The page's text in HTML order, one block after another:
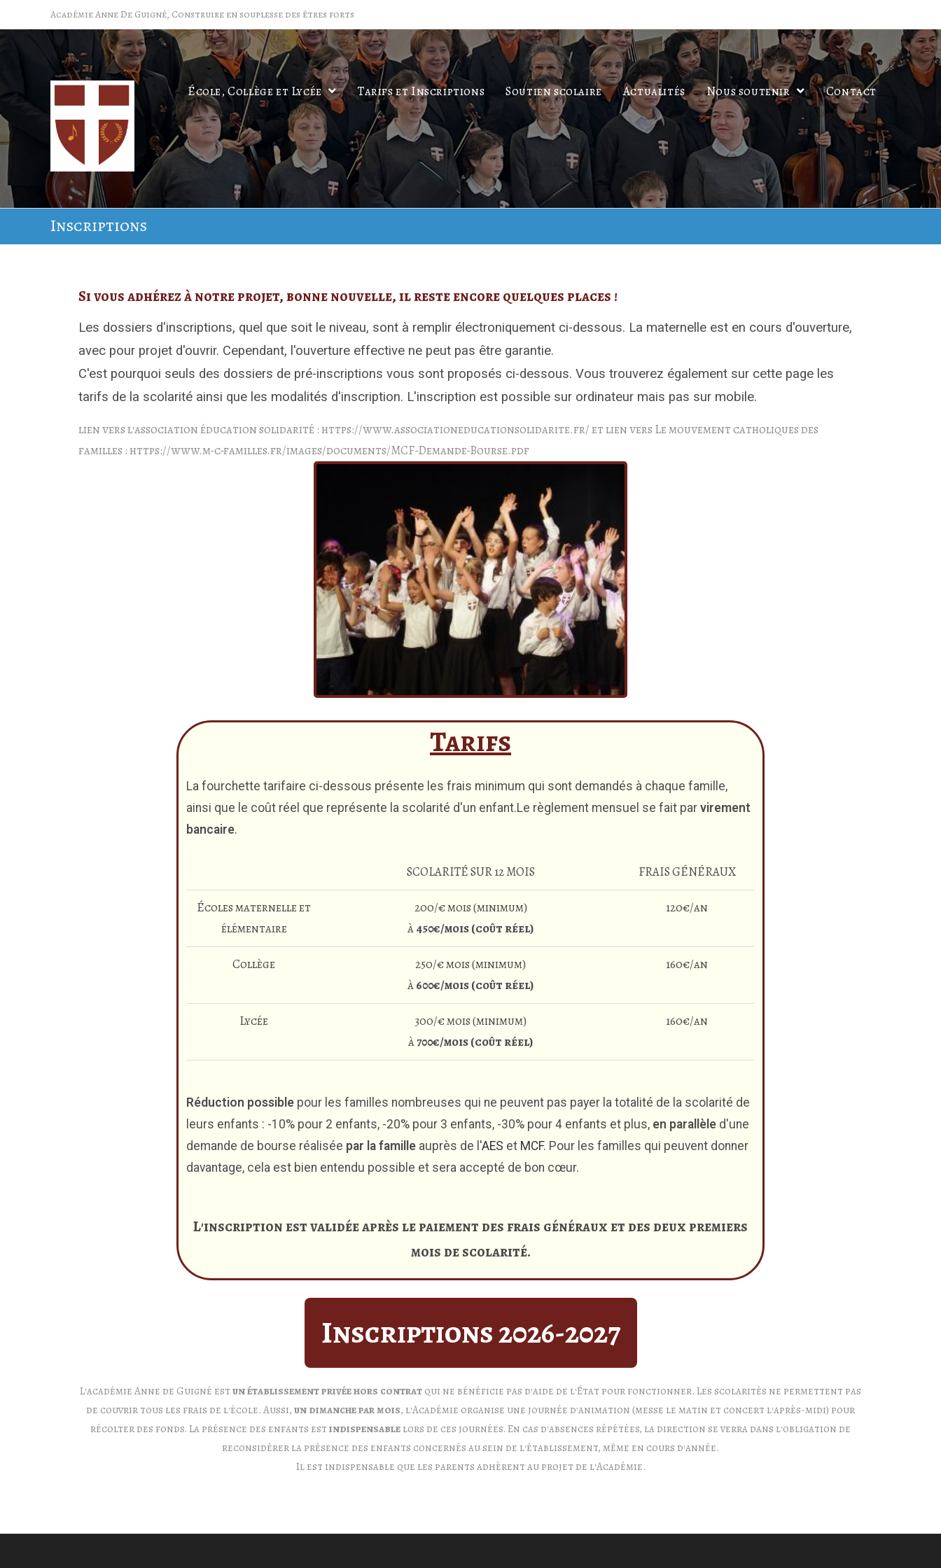
Académie Anne De Guigné, Construire en souplesse des êtres forts
École, Collège et Lycée Tarifs et Inscriptions Soutien scolaire Actualités Nous soutenir Contact
Inscriptions
Si vous adhérez à notre projet, bonne nouvelle, il reste encore quelques places !
Les dossiers d'inscriptions, quel que soit le niveau, sont à remplir électroniquement ci-dessous. La maternelle est en cours d'ouverture,
avec pour projet d'ouvrir. Cependant, l'ouverture effective ne peut pas être garantie.
C'est pourquoi seuls des dossiers de pré-inscriptions vous sont proposés ci-dessous. Vous trouverez également sur cette page les
tarifs de la scolarité ainsi que les modalités d'inscription. L'inscription est possible sur ordinateur mais pas sur mobile.
lien vers l'association éducation solidarité : https://www.associationeducationsolidarite.fr/ et lien vers Le mouvement catholiques des
familles : https://www.m-c-familles.fr/images/documents/MCF-Demande-Bourse.pdf
Tarifs
La fourchette tarifaire ci-dessous présente les frais minimum qui sont demandés à chaque famille,
ainsi que le coût réel que représente la scolarité d'un enfant.Le règlement mensuel se fait parvirement
bancaire.
SCOLARITÉ SUR 12 MOIS FRAIS GÉNÉRAUX
Écoles maternelle et
élémentaire
200/€ mois (minimum)
à450€/mois (coût réel)
120€/an
Collège
250/€ mois (minimum)
à600€/mois (coût réel)
160€/an
Lycée
300/€ mois (minimum)
à700€/mois (coût réel)
160€/an
Réduction possible pour les familles nombreuses qui ne peuvent pas payer la totalité de la scolarité de
leurs enfants : -10% pour 2 enfants, -20% pour 3 enfants, -30% pour 4 enfants et plus, en parallèle d'une
demande de bourse réalisée par la famille auprès de l'AES et MCF. Pour les familles qui peuvent donner
davantage, cela est bien entendu possible et sera accepté de bon cœur.
L'inscription est validée après le paiement des frais généraux et des deux premiers
mois de scolarité.
Inscriptions 2026-2027
L'académie Anne de Guigné est un établissement privée hors contrat qui ne bénéficie pas d'aide de l'État pour fonctionner. Les scolarités ne permettent pas
de couvrir tous les frais de l'école. Aussi, un dimanche par mois, l'Académie organise une journée d'animation (messe le matin et concert l'après-midi) pour
récolter des fonds. La présence des enfants est indispensable lors de ces journées. En cas d'absences répétées, la direction se verra dans l'obligation de
reconsidérer la présence des enfants concernés au sein de l'établissement, même en cours d'année.
Il est indispensable que les parents adhèrent au projet de l'Académie.